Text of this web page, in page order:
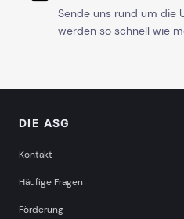
Sende uns rund um die
werden so schnell wie
DIE ASG
Kontakt
Häufige Fragen
Förderung